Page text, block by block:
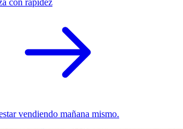
con rapidez
vendiendo mañana mismo.